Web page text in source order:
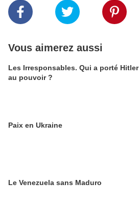
Vous aimerez aussi
Les Irresponsables. Qui a porté Hitler
au pouvoir ?
Paix en Ukraine
Le Venezuela sans Maduro